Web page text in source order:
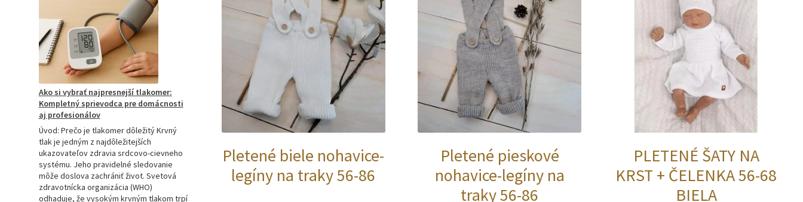
na
stránke
produktu.
stránke
produktu.
Pletené biele nohavice-
legíny na traky 56-86
Pletené pieskové
nohavice-legíny na
traky 56-86
PLETENÉ ŠATY NA
KRST + ČELENKA 56-68
BIELA
prečo
je
hitom
na
Slovensku?
Ako si vybrať najpresnejší tlakomer:
Kompletný sprievodca pre domácnosti
aj profesionálov
Úvod: Prečo je tlakomer dôležitý Krvný
tlak je jedným z najdôležitejších
ukazovateľov zdravia srdcovo-cievneho
systému. Jeho pravidelné sledovanie
môže doslova zachrániť život. Svetová
zdravotnícka organizácia (WHO)
odhaduje, že vysokým krvným tlakom trpí